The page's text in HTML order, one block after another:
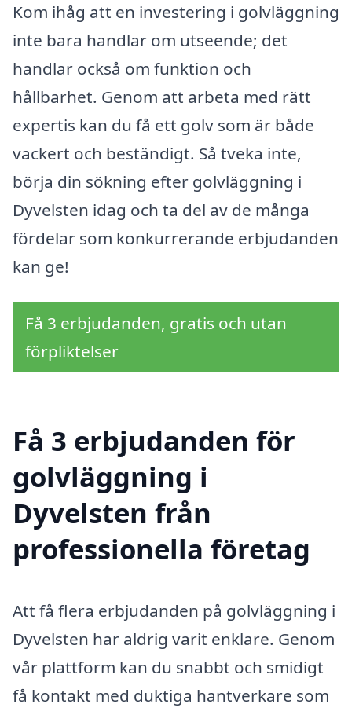
Kom ihåg att en investering i golvläggning
inte bara handlar om utseende; det
handlar också om funktion och
hållbarhet. Genom att arbeta med rätt
expertis kan du få ett golv som är både
vackert och beständigt. Så tveka inte,
börja din sökning efter golvläggning i
Dyvelsten idag och ta del av de många
fördelar som konkurrerande erbjudanden
kan ge!
Få 3 erbjudanden, gratis och utan
förpliktelser
Få 3 erbjudanden för
golvläggning i
Dyvelsten från
professionella företag
Att få flera erbjudanden på golvläggning i
Dyvelsten har aldrig varit enklare. Genom
vår plattform kan du snabbt och smidigt
få kontakt med duktiga hantverkare som